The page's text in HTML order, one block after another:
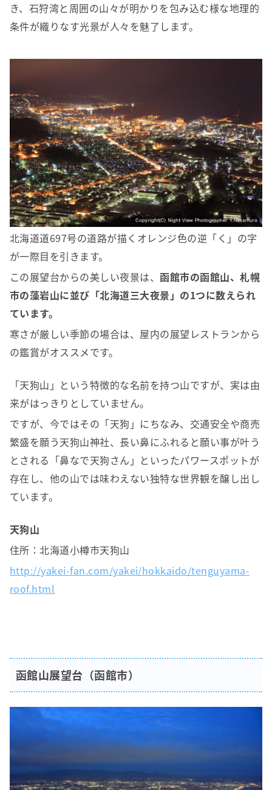
き、石狩湾と周囲の山々が明かりを包み込む様な地理的
条件が織りなす光景が人々を魅了します。
北海道道697号の道路が描くオレンジ色の逆「く」の字
が一際目を引きます。
この展望台からの美しい夜景は、 函館市の函館山、札幌
市の藻岩山に並び「北海道三大夜景」の1つに数えられ
ています。
寒さが厳しい季節の場合は、屋内の展望レストランから
の鑑賞がオススメです。
「天狗山」という特徴的な名前を持つ山ですが、実は由
来がはっきりとしていません。
ですが、今ではその「天狗」にちなみ、交通安全や商売
繁盛を願う天狗山神社、長い鼻にふれると願い事が叶う
とされる「鼻なで天狗さん」といったパワースポットが
存在し、他の山では味わえない独特な世界観を醸し出し
ています。
天狗山
住所：北海道小樽市天狗山
http://yakei-fan.com/yakei/hokkaido/tenguyama-
roof.html
函館山展望台（函館市）